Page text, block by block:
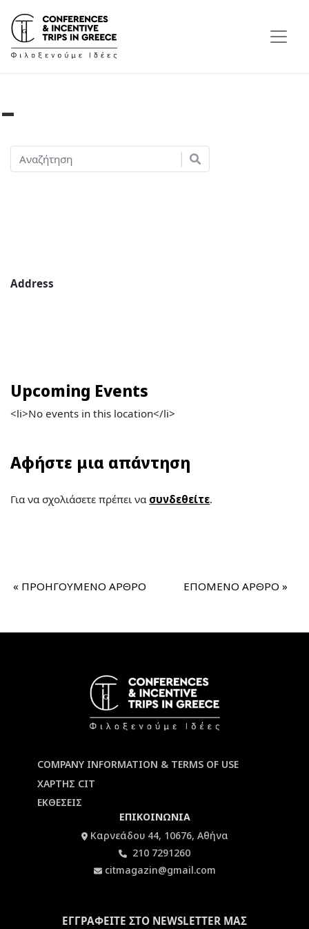
Address
Upcoming Events
<li>No events in this location</li>
Αφήστε μια απάντηση
Για να σχολιάσετε πρέπει να συνδεθείτε.
« ΠΡΟΗΓΟΥΜΕΝΟ ΑΡΘΡΟ ΕΠΟΜΕΝΟ ΑΡΘΡΟ »
COMPANY INFORMATION & TERMS OF USE
ΧΑΡΤΗΣ CIT
ΕΚΘΕΣΕΙΣ
ΕΠΙΚΟΙΝΩΝΙΑ
Καρνεάδου 44, 10676, Αθήνα
210 7291260
citmagazin@gmail.com
ΕΓΓΡΑΦΕΙΤΕ ΣΤΟ NEWSLETTER ΜΑΣ